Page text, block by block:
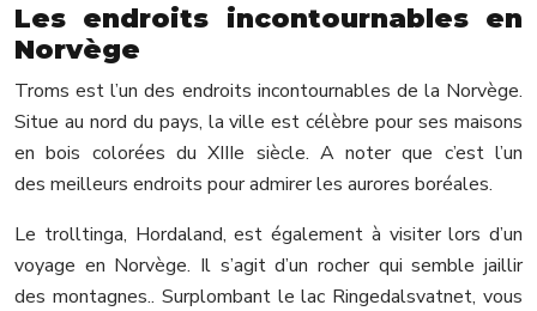
Les endroits incontournables en
Norvège
Troms est l’un des endroits incontournables de la Norvège.
Situe au nord du pays, la ville est célèbre pour ses maisons
en bois colorées du XIIIe siècle. A noter que c’est l’un
des meilleurs endroits pour admirer les aurores boréales.
Le trolltinga, Hordaland, est également à visiter lors d’un
voyage en Norvège. Il s’agit d’un rocher qui semble jaillir
des montagnes.. Surplombant le lac Ringedalsvatnet, vous